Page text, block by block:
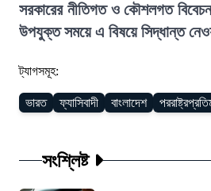
সরকারের নীতিগত ও কৌশলগত
উপযুক্ত সময়ে এ বিষয়ে সিদ্ধান্ত
ট্যাগসমূহ:
ভারত ফ্যাসিবাদী বাংলাদেশ
সংশ্লিষ্ট